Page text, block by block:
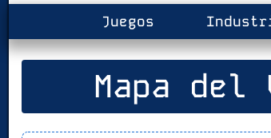
Juegos
Mapa del